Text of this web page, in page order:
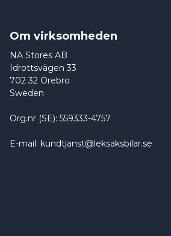
Om virksomheden
NA Stores AB
Idrottsvägen 33
702 32 Örebro
Sweden
Org.nr (SE): 559333-4757
E-mail: kundtjanst@leksaksbilar.se